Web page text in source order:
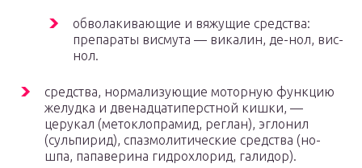
обволакивающие и вяжущие средства:
препараты висмута — викалин, де-нол, вис-
нол.
средства, нормализующие моторную функцию
желудка и двенадцатиперстной кишки, —
церукал (метоклопрамид, реглан), эглонил
(сульпирид), спазмолитические средства (но-
шпа, папаверина гидрохлорид, галидор).